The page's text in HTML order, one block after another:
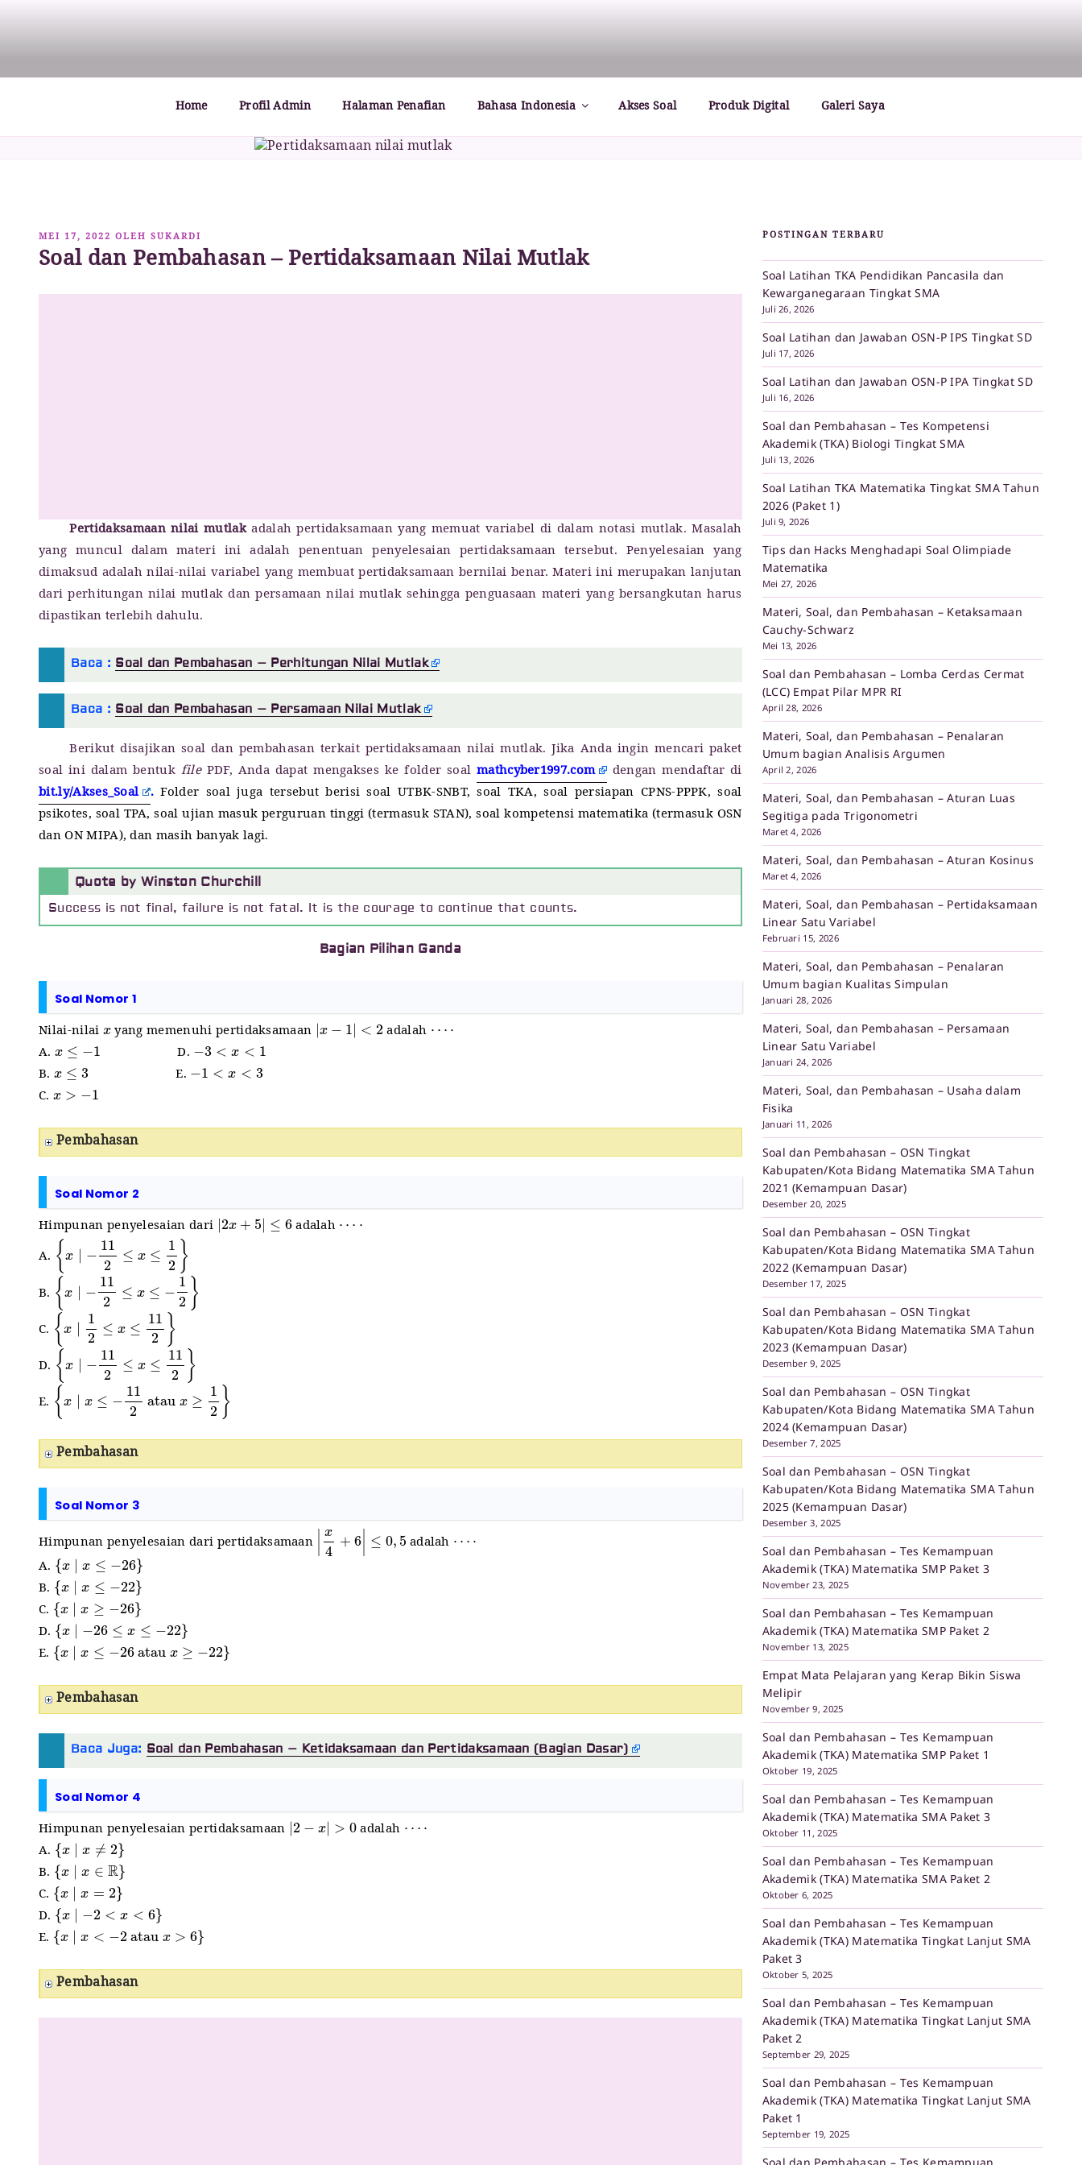
Home Profil Admin Halaman Penafian Bahasa Indonesia Akses Soal Produk Digital Galeri Saya
DIPOSKAN
PADA
MEI 17, 2022 OLEH SUKARDI
Soal dan Pembahasan – Pertidaksamaan Nilai Mutlak
Pertidaksamaan nilai mutlakadalah pertidaksamaan yang memuat variabel di dalam notasi mutlak. Masalah
yang muncul dalam materi ini adalah penentuan penyelesaian pertidaksamaan tersebut. Penyelesaian yang
dimaksud adalah nilai-nilai variabel yang membuat pertidaksamaan bernilai benar. Materi ini merupakan lanjutan
dari perhitungan nilai mutlak dan persamaan nilai mutlak sehingga penguasaan materi yang bersangkutan harus
dipastikan terlebih dahulu.
Baca : Soal dan Pembahasan – Perhitungan Nilai Mutlak
Baca : Soal dan Pembahasan – Persamaan Nilai Mutlak
Berikut disajikan soal dan pembahasan terkait pertidaksamaan nilai mutlak. Jika Anda ingin mencari paket
soal ini dalam bentuk file PDF, Anda dapat mengakses ke folder soal mathcyber1997.com dengan mendaftar di
bit.ly/Akses_Soal .Folder soal juga tersebut berisi soal UTBK-SNBT, soal TKA, soal persiapan CPNS-PPPK, soal
psikotes, soal TPA, soal ujian masuk perguruan tinggi (termasuk STAN), soal kompetensi matematika (termasuk OSN
dan ON MIPA), dan masih banyak lagi.
Quote by Winston Churchill
Success is not final, failure is not fatal. It is the courage to continue that counts.
Bagian Pilihan Ganda
Soal Nomor 1
Nilai-nilaixyang memenuhi pertidaksamaan|x−1|<2 adalah ⋯⋅
A. x≤−1 D.−3<x<1
B. x ≤3 E. 1< <3
C. x>−1
Pembahasan
Soal Nomor 2
Himpunan penyelesaian dari|2x+5|≤6 adalah ⋯⋅
A. {x − 2≤ ≤1 }
B. {x − 2≤ ≤− }
C. {x 1 2≤ x≤ 2
D. {x − 2≤ ≤11 2}
E. {x x 11 atau 2}
Pembahasan
Soal Nomor 3
Himpunan penyelesaian dari pertidaksamaan |x + 6| ≤0 ,5 adalah
A. {x ∣ 26
B. {x∣x≤ −22
C. {x∣x≥ −26
D. {x ∣−26≤ ≤−22 }
E. {x∣x −26atau ≥−22
Pembahasan
Baca Juga: Soal dan Pembahasan – Ketidaksamaan dan Pertidaksamaan (Bagian Dasar)
Soal Nomor 4
Himpunan penyelesaian pertidaksamaan|2−x|>0 adalah ⋯⋅
A. {x∣x≠2}
B. {x∣x∈R}
C. {x∣x= 2}
D. {x ∣−2 <x <6
E. {x∣x −2 atau x> }
Pembahasan
POSTINGAN TERBARU
Soal Latihan TKA Pendidikan Pancasila dan
Kewarganegaraan Tingkat SMA
Juli 26, 2026
Soal Latihan dan Jawaban OSN-P IPS Tingkat SD
Juli 17, 2026
Soal Latihan dan Jawaban OSN-P IPA Tingkat SD
Juli 16, 2026
Soal dan Pembahasan – Tes Kompetensi
Akademik (TKA) Biologi Tingkat SMA
Juli 13, 2026
Soal Latihan TKA Matematika Tingkat SMA Tahun
2026 (Paket 1)
Juli 9, 2026
Tips dan Hacks Menghadapi Soal Olimpiade
Matematika
Mei 27, 2026
Materi, Soal, dan Pembahasan – Ketaksamaan
Cauchy-Schwarz
Mei 13, 2026
Soal dan Pembahasan – Lomba Cerdas Cermat
(LCC) Empat Pilar MPR RI
April 28, 2026
Materi, Soal, dan Pembahasan – Penalaran
Umum bagian Analisis Argumen
April 2, 2026
Materi, Soal, dan Pembahasan – Aturan Luas
Segitiga pada Trigonometri
Maret 4, 2026
Materi, Soal, dan Pembahasan – Aturan Kosinus
Maret 4, 2026
Materi, Soal, dan Pembahasan – Pertidaksamaan
Linear Satu Variabel
Februari 15, 2026
Materi, Soal, dan Pembahasan – Penalaran
Umum bagian Kualitas Simpulan
Januari 28, 2026
Materi, Soal, dan Pembahasan – Persamaan
Linear Satu Variabel
Januari 24, 2026
Materi, Soal, dan Pembahasan – Usaha dalam
Fisika
Januari 11, 2026
Soal dan Pembahasan – OSN Tingkat
Kabupaten/Kota Bidang Matematika SMA Tahun
2021 (Kemampuan Dasar)
Desember 20, 2025
Soal dan Pembahasan – OSN Tingkat
Kabupaten/Kota Bidang Matematika SMA Tahun
2022 (Kemampuan Dasar)
Desember 17, 2025
Soal dan Pembahasan – OSN Tingkat
Kabupaten/Kota Bidang Matematika SMA Tahun
2023 (Kemampuan Dasar)
Desember 9, 2025
Soal dan Pembahasan – OSN Tingkat
Kabupaten/Kota Bidang Matematika SMA Tahun
2024 (Kemampuan Dasar)
Desember 7, 2025
Soal dan Pembahasan – OSN Tingkat
Kabupaten/Kota Bidang Matematika SMA Tahun
2025 (Kemampuan Dasar)
Desember 3, 2025
Soal dan Pembahasan – Tes Kemampuan
Akademik (TKA) Matematika SMP Paket 3
November 23, 2025
Soal dan Pembahasan – Tes Kemampuan
Akademik (TKA) Matematika SMP Paket 2
November 13, 2025
Empat Mata Pelajaran yang Kerap Bikin Siswa
Melipir
November 9, 2025
Soal dan Pembahasan – Tes Kemampuan
Akademik (TKA) Matematika SMP Paket 1
Oktober 19, 2025
Soal dan Pembahasan – Tes Kemampuan
Akademik (TKA) Matematika SMA Paket 3
Oktober 11, 2025
Soal dan Pembahasan – Tes Kemampuan
Akademik (TKA) Matematika SMA Paket 2
Oktober 6, 2025
Soal dan Pembahasan – Tes Kemampuan
Akademik (TKA) Matematika Tingkat Lanjut SMA
Paket 3
Oktober 5, 2025
Soal dan Pembahasan – Tes Kemampuan
Akademik (TKA) Matematika Tingkat Lanjut SMA
Paket 2
September 29, 2025
Soal dan Pembahasan – Tes Kemampuan
Akademik (TKA) Matematika Tingkat Lanjut SMA
Paket 1
September 19, 2025